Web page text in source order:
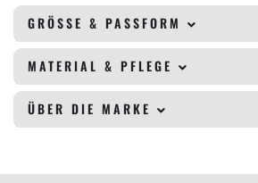
GRÖSSE & PASSFORM
MATERIAL & PFLEGE
ÜBER DIE MARKE